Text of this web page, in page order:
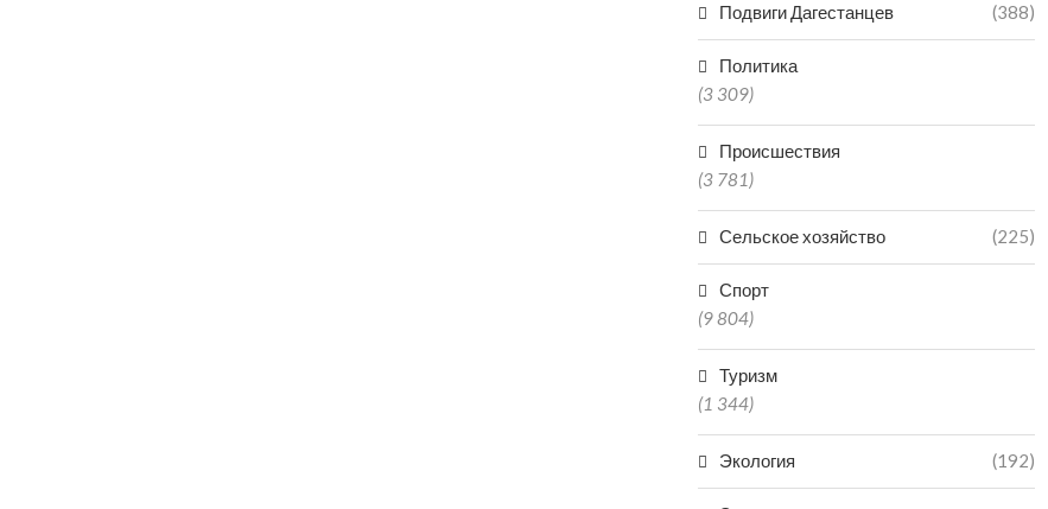
Подвиги Дагестанцев (388)
Политика
(3 309)
Происшествия
(3 781)
Сельское хозяйство (225)
Спорт
(9 804)
Туризм
(1 344)
Экология (192)